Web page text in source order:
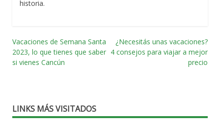
historia.
Navegación
por
Vacaciones de Semana Santa
2023, lo que tienes que saber
si vienes Cancún
¿Necesitás unas vacaciones?
4 consejos para viajar a mejor
precio
LINKS MÁS VISITADOS